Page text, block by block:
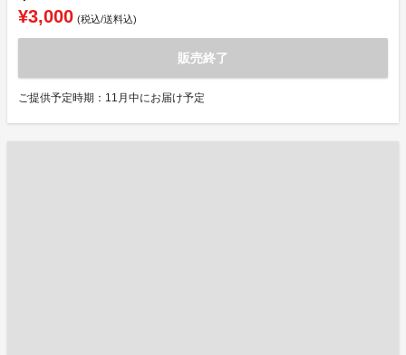
¥3,000 (税込/送料込)
販売終了
ご提供予定時期：11月中にお届け予定